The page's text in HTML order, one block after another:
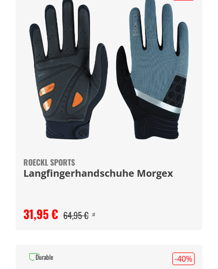
ROECKL SPORTS
Langfingerhandschuhe Morgex
31,95 € 64,95 € #
-40%
Durable